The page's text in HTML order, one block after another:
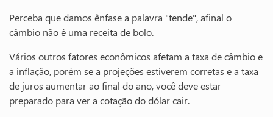
Perceba que damos ênfase a palavra "tende", afinal o
câmbio não é uma receita de bolo.
Vários outros fatores econômicos afetam a taxa de câmbio e
a inflação, porém se a projeções estiverem corretas e a taxa
de juros aumentar ao final do ano, você deve estar
preparado para ver a cotação do dólar cair.